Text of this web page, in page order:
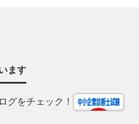
ます
グをチェック！